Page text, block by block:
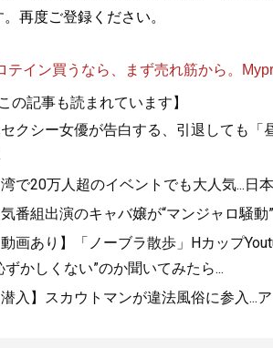
。再度ご登録ください。
テイン買うなら、まず売れ筋から。
の記事も読まれています】
クシー女優が告白する、引退しても「
で20万人超のイベントでも大人気...日
番組出演のキャバ嬢が“マンジャロ騒動
画あり】「ノーブラ散歩」Hカップ
ずかしくない”のか聞いてみたら...
入】スカウトマンが違法風俗に参入...